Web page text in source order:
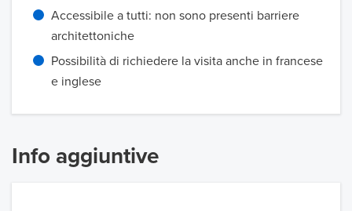
Accessibile a tutti: non sono presenti barriere
architettoniche
Possibilità di richiedere la visita anche in francese
e inglese
Info aggiuntive